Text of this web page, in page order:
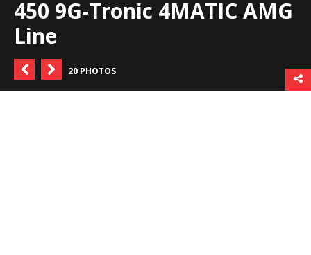
450 9G-Tronic 4MATIC AMG
Line
20 PHOTOS